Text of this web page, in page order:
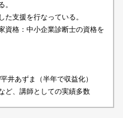
。
支援を行なっている。
資格：中小企業診断士の資格を
井あずま（半年で収益化）
ど、講師としての実績多数